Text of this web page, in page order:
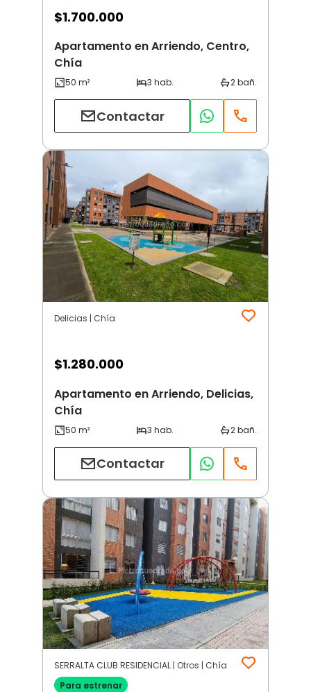
$1.700.000
Apartamento en Arriendo, Centro,
Chía
Contactar
Delicias | Chía
$1.280.000
Apartamento en Arriendo, Delicias,
Chía
Contactar
SERRALTA CLUB RESIDENCIAL | Otros | Chía
Para estrenar